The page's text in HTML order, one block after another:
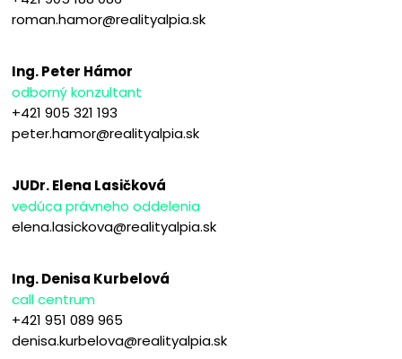
roman.hamor@realityalpia.sk
Ing. Peter Hámor
odborný konzultant
+421 905 321 193
peter.hamor@realityalpia.sk
JUDr. Elena Lasičková
vedúca právneho oddelenia
elena.lasickova@realityalpia.sk
Ing. Denisa Kurbelová
call centrum
+421 951 089 965
denisa.kurbelova@realityalpia.sk